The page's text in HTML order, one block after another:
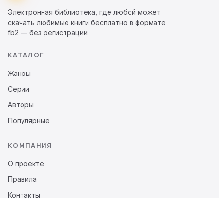
Электронная библиотека, где любой может
скачать любимые книги бесплатно в формате
fb2 — без регистрации.
КАТАЛОГ
Жанры
Серии
Авторы
Популярные
КОМПАНИЯ
О проекте
Правила
Контакты